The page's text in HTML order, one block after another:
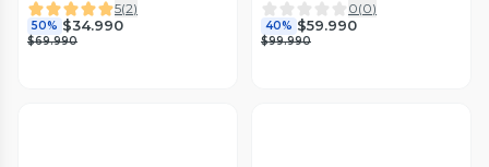
5(2)
50% $34.990
$69.990
0(0)
40% $59.990
$99.990